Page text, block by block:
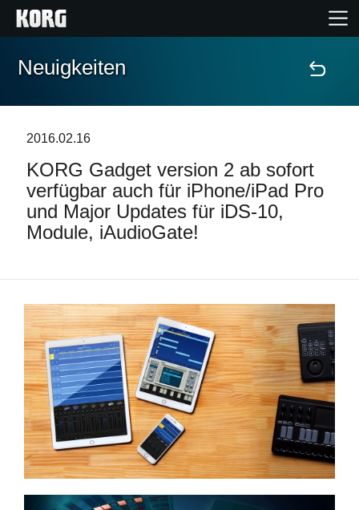
Home
Extras
Events
Händlersuche
Shop
Neuigkeiten
Gebiet / Land
Social Media
Neuigkeiten
2016.02.16
KORG Gadget version 2 ab sofort
verfügbar auch für iPhone/iPad Pro
und Major Updates für iDS-10,
Module, iAudioGate!